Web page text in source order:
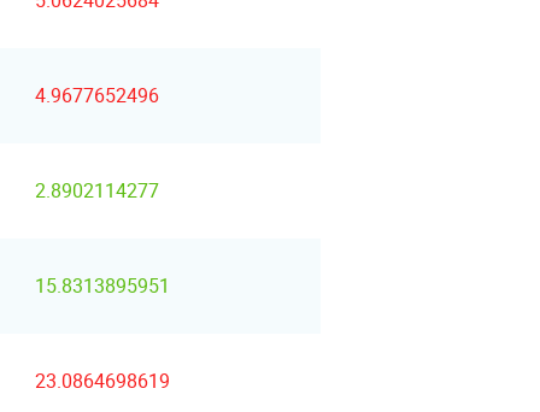
4.9677652496
2.8902114277
15.8313895951
23.0864698619